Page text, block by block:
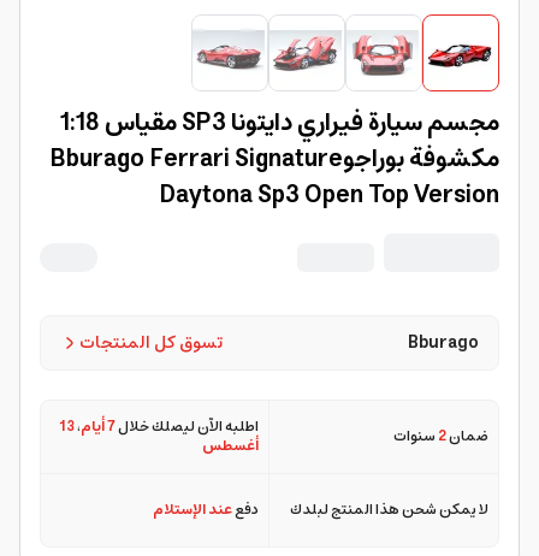
مجسم سيارة فيراري دايتونا SP3 مقياس 1:18
مكشوفة بوراجوBburago Ferrari Signature
Daytona Sp3 Open Top Version
تسوق كل المنتجات Bburago
ضمان2سنوات اطلبه الآن ليصلك خلال7 أيام ،13
أغسطس
لا يمكن شحن هذا المنتج لبلدك دفععند الإستلام